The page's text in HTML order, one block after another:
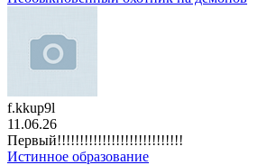
f.kkup9l
11.06.26
Первый!!!!!!!!!!!!!!!!!!!!!!!!!!!!
Истинное образование